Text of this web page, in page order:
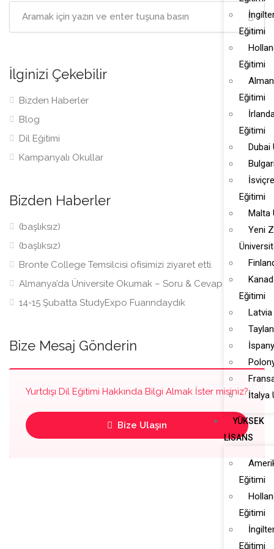
Eğitimi
Eğitimi
Eğitimi
Eğitimi
Dubai
Eğitimi
Malta
Yeni
Eğitimi
İtalya
YÜKSEK
LISANS
Eğitimi
Eğitimi
Eğitimi
İlginizi Çekebilir
Bizden Haberler
Blog
Dil Eğitimi
Kampanyalı Okullar
Bizden Haberler
(başlıksız)
(başlıksız)
Bronte College Temsilcisi ofisimizi ziyaret etti.
Almanya’da Üniversite Okumak – Soru & Cevap
14-15 Şubatta StudyExpo Fuarındaydık
Bize Mesaj Gönderin
Yurtdışı Dil Eğitimi Hakkında Bilgi Almak İster misiniz?
Bize Ulaşın